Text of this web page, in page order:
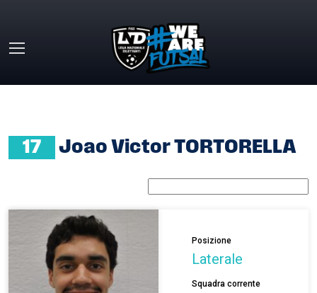
17 Joao Victor TORTORELLA
Posizione
Laterale
Squadra corrente